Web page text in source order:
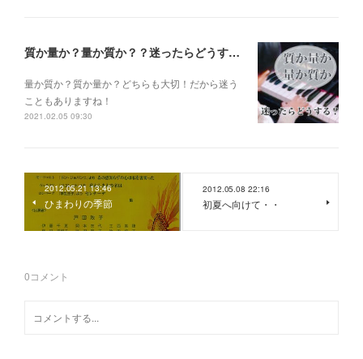
質か量か？量か質か？？迷ったらどうする？？？
量か質か？ 質か量か？ どちらも大切！だから迷う
こともありますね！
2021.02.05 09:30
2012.05.21 13:46
ひまわりの季節
2012.05.08 22:16
初夏へ向けて・・
0コメント